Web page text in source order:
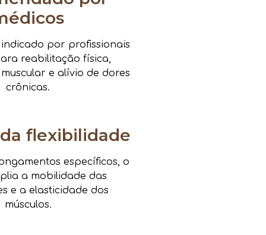
por profissionais
reabilitação física,
e alívio de dores
crônicas.
flexibilidade
específicos, o
a mobilidade das
e a elasticidade dos
músculos.